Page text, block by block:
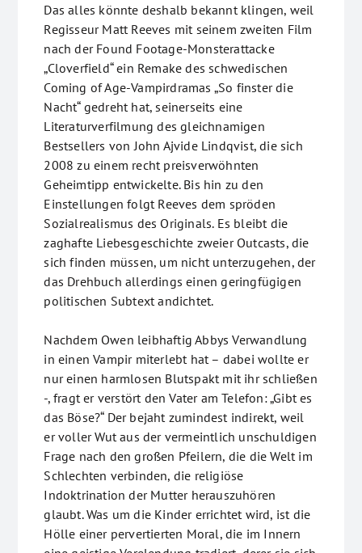
Das alles könnte deshalb bekannt klingen, weil
Regisseur Matt Reeves mit seinem zweiten Film
nach der Found Footage-Monsterattacke
„Cloverfield“ ein Remake des schwedischen
Coming of Age-Vampirdramas „So finster die
Nacht“ gedreht hat, seinerseits eine
Literaturverfilmung des gleichnamigen
Bestsellers von John Ajvide Lindqvist, die sich
2008 zu einem recht preisverwöhnten
Geheimtipp entwickelte. Bis hin zu den
Einstellungen folgt Reeves dem spröden
Sozialrealismus des Originals. Es bleibt die
zaghafte Liebesgeschichte zweier Outcasts, die
sich finden müssen, um nicht unterzugehen, der
das Drehbuch allerdings einen geringfügigen
politischen Subtext andichtet.
Nachdem Owen leibhaftig Abbys Verwandlung
in einen Vampir miterlebt hat – dabei wollte er
nur einen harmlosen Blutspakt mit ihr schließen
-, fragt er verstört den Vater am Telefon: „Gibt es
das Böse?“ Der bejaht zumindest indirekt, weil
er voller Wut aus der vermeintlich unschuldigen
Frage nach den großen Pfeilern, die die Welt im
Schlechten verbinden, die religiöse
Indoktrination der Mutter herauszuhören
glaubt. Was um die Kinder errichtet wird, ist die
Hölle einer pervertierten Moral, die im Innern